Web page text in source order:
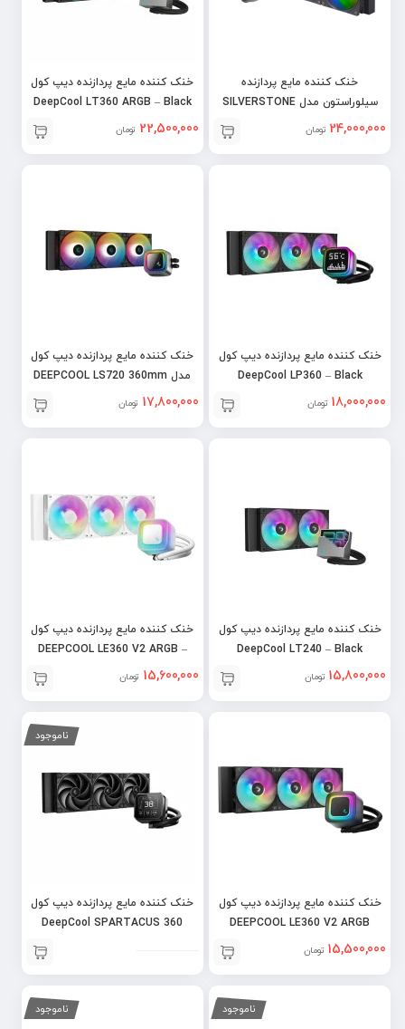
خنک کننده مایع پردازنده
سیلوراستون مدل SILVERSTONE
ICEMYST 360 PRO24,000,000 تومان
خنک کننده مایع پردازنده دیپ کول
DeepCool LT360 ARGB – Black
22,500,000 تومان
خنک کننده مایع پردازنده دیپ کول
DeepCool LP360 – Black
18,000,000 تومان
خنک کننده مایع پردازنده دیپ کول
مدل DEEPCOOL LS720 360mm
17,800,000 تومان
خنک کننده مایع پردازنده دیپ کول
DeepCool LT240 – Black
15,800,000 تومان
خنک کننده مایع پردازنده دیپ کول
DEEPCOOL LE360 V2 ARGB –
15,600,000 تومان
خنک کننده مایع پردازنده دیپ کول
DEEPCOOL LE360 V2 ARGB
15,500,000 تومان
ناموجود
خنک کننده مایع پردازنده دیپ کول
DeepCool SPARTACUS 360
ناموجود ناموجود